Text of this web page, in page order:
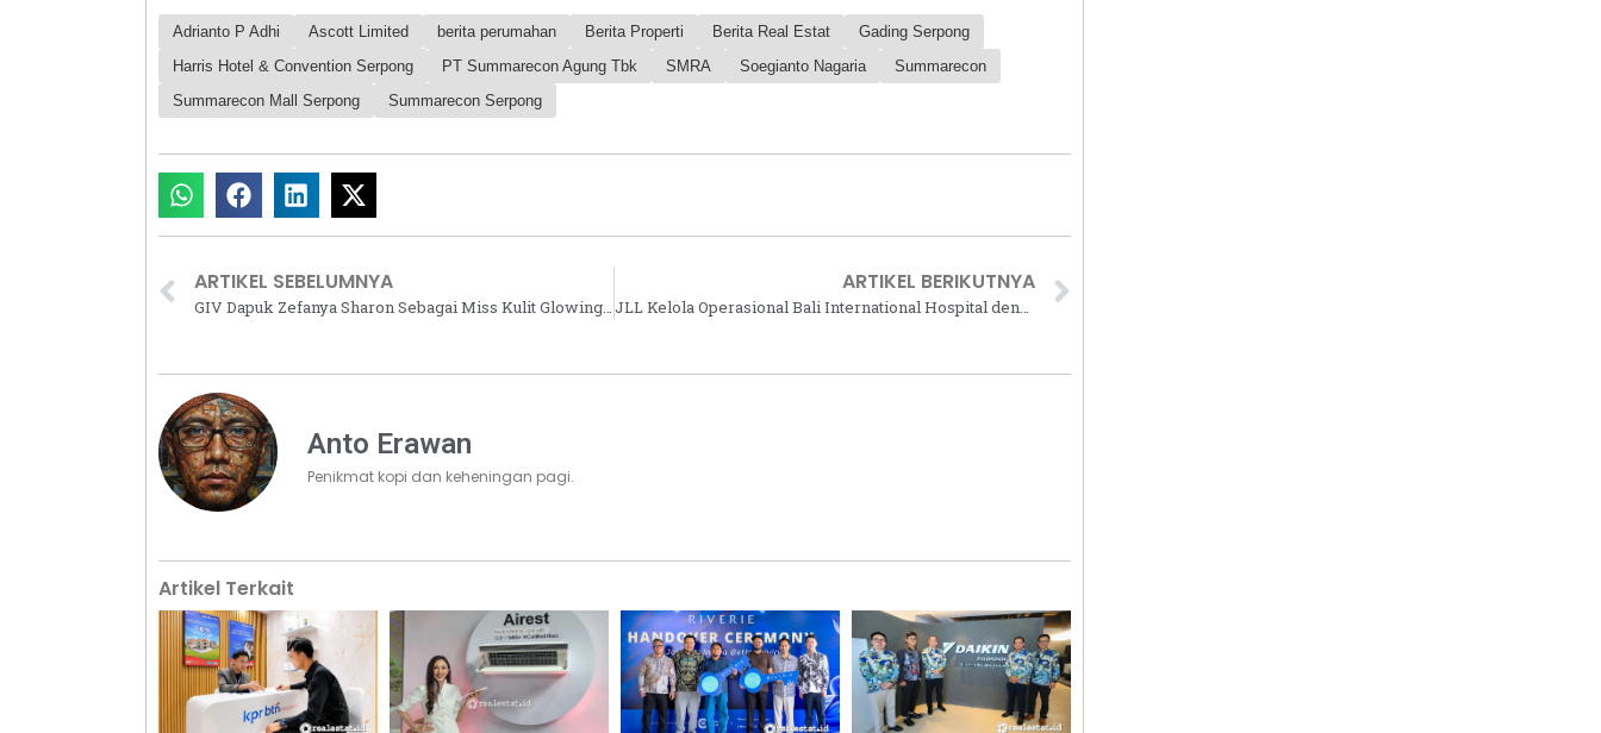
Adrianto P Adhi Ascott Limited berita perumahan Berita Properti Berita Real Estat
Gading Serpong
Harris Hotel & Convention Serpong
PT Summarecon Agung Tbk SMRA Soegianto Nagaria
Summarecon
Summarecon Mall Serpong
Summarecon Serpong
ARTIKEL SEBELUMNYA
GIV Dapuk Zefanya Sharon Sebagai Miss Kulit Glowing di Perhelatan Miss Indonesia 2025
ARTIKEL BERIKUTNYA
JLL Kelola Operasional Bali International Hospital dengan Layanan Manajemen Terintegrasi Bertaraf Internasional
Anto Erawan
Penikmat kopi dan keheningan pagi.
Artikel Terkait